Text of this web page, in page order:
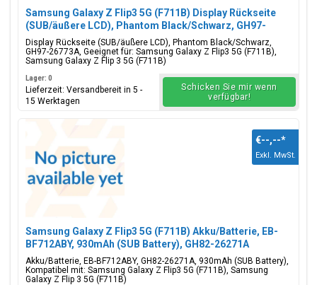
Samsung Galaxy Z Flip3 5G (F711B) Display Rückseite
(SUB/äußere LCD), Phantom Black/Schwarz, GH97-
26773A
Display Rückseite (SUB/äußere LCD), Phantom Black/Schwarz,
GH97-26773A, Geeignet für: Samsung Galaxy Z Flip3 5G (F711B),
Samsung Galaxy Z Flip 3 5G (F711B)
Lager: 0
Lieferzeit: Versandbereit in 5 -
15 Werktagen
Schicken Sie mir wenn
verfügbar!
Samsung Galaxy Z Flip3 5G (F711B) Akku/Batterie, EB-
BF712ABY, 930mAh (SUB Battery), GH82-26271A
Akku/Batterie, EB-BF712ABY, GH82-26271A, 930mAh (SUB Battery),
Kompatibel mit: Samsung Galaxy Z Flip3 5G (F711B), Samsung
Galaxy Z Flip 3 5G (F711B)
€--,--*
Exkl. MwSt.